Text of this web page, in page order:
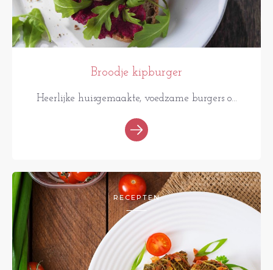
Broodje kipburger
Heerlijke huisgemaakte, voedzame burgers o...
RECEPTEN